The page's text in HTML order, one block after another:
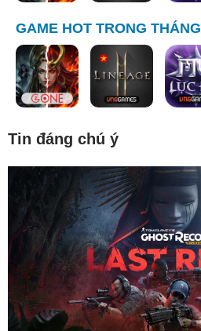
GAME HOT TRONG THÁNG
Tin đáng chú ý